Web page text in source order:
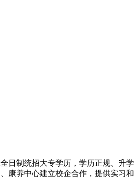
日制统招大专学历，学历正规、升
康养中心建立校企合作，提供实习